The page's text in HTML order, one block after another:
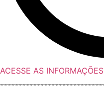
ACESSE AS INFORMAÇÕES